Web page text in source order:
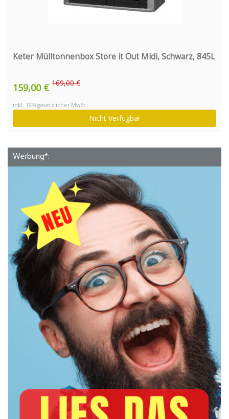
Keter Mülltonnenbox Store it Out Midi, Schwarz, 845L
159,00 € 169,00 €
inkl. 19% gesetzlicher MwSt.
Nicht Verfügbar
Werbung*: